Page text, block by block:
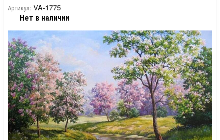
Артикул: VA-1775
Нет в наличии